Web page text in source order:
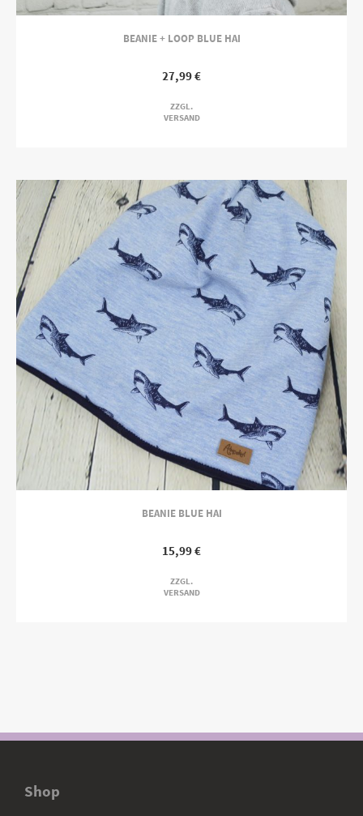
BEANIE + LOOP BLUE HAI
27,99€
ZZGL.
VERSAND
BEANIE BLUE HAI
15,99€
ZZGL.
VERSAND
Shop